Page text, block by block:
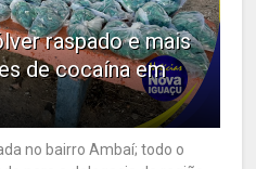
raspado e mais
de cocaína em
no bairro Ambaí; todo o